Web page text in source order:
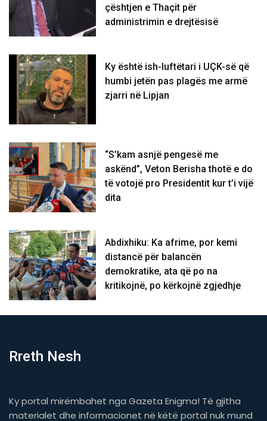
çështjen e Thaçit për
administrimin e drejtësisë
Ky është ish-luftëtari i UÇK-së që
humbi jetën pas plagës me armë
zjarri në Lipjan
“S’kam asnjë pengesë me
askënd”, Veton Berisha thotë e do
të votojë pro Presidentit kur t’i vijë
dita
Abdixhiku: Ka afrime, por kemi
distancë për balancën
demokratike, ata që po na
kritikojnë, po kërkojnë zgjedhje
Rreth Nesh
Ky portal mirëmbahet nga Gazeta Enigma! Të gjitha
materialet dhe informacionet në këtë portal nuk mund